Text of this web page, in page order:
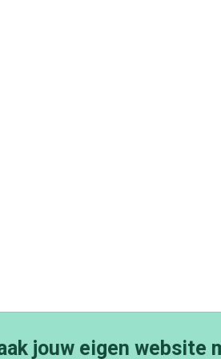
jouw eigen website